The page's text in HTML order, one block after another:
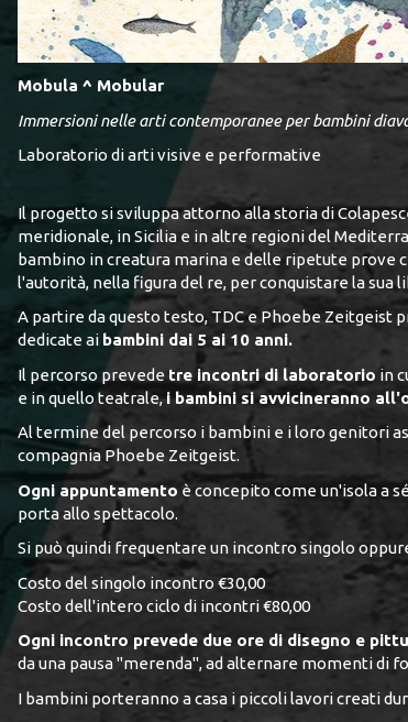
Mobula ^ Mobular
Immersioni nelle arti contemporanee per bambini
Laboratorio di arti visive e performative
Il progetto si sviluppa attorno alla storia di
meridionale, in Sicilia e in altre regioni del
bambino in creatura marina e delle ripetute prove
l'autorità, nella figura del re, per conquistare la sua
A partire da questo testo, TDC e Phoebe
dedicate ai bambini dai 5 ai 10 anni.
Il percorso prevede tre incontri di laboratorio in
e in quello teatrale,i bambini si avvicineranno
Al termine del percorso i bambini e i loro genitori
compagnia Phoebe Zeitgeist.
Ogni appuntamento è concepito come un'isola a
porta allo spettacolo.
Si può quindi frequentare un incontro singolo
Costo del singolo incontro €30,00
Costo dell'intero ciclo di incontri €80,00
Ogni incontro prevede due ore di disegno e
da una pausa "merenda", ad alternare momenti di
I bambini porteranno a casa i piccoli lavori creati